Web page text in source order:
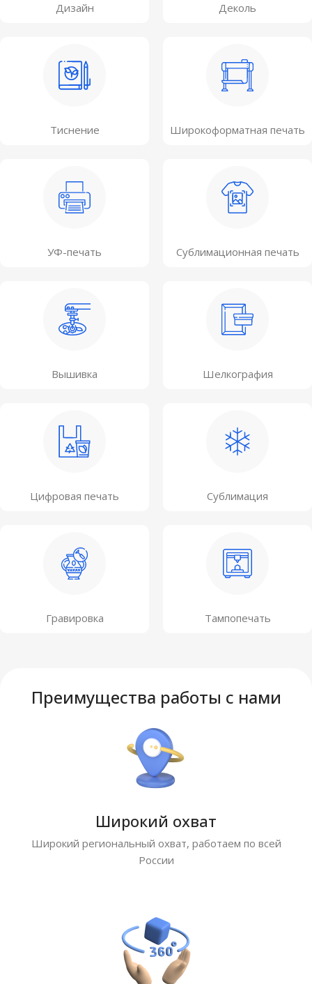
Дизайн Деколь
Тиснение Широкоформатная печать
УФ-печать Сублимационная печать
Вышивка Шелкография
Цифровая печать Сублимация
Гравировка Тампопечать
Преимущества работы с нами
Широкий охват
Широкий региональный охват, работаем по всей
России